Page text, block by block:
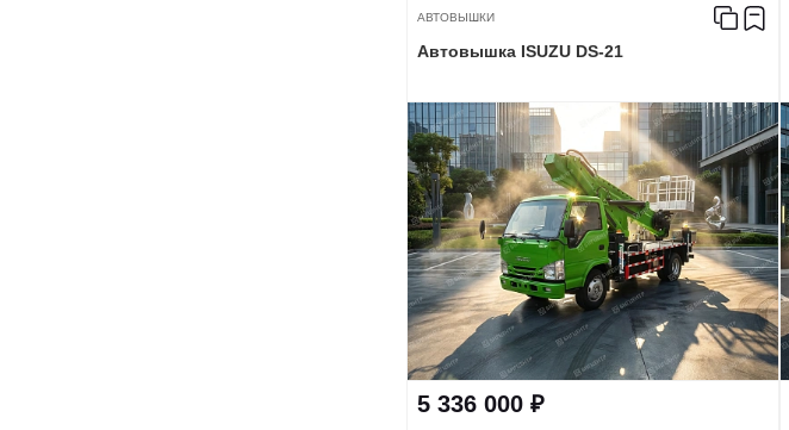
АВТОВЫШКИ
Автовышка ISUZU DS-21
5 336 000 ₽